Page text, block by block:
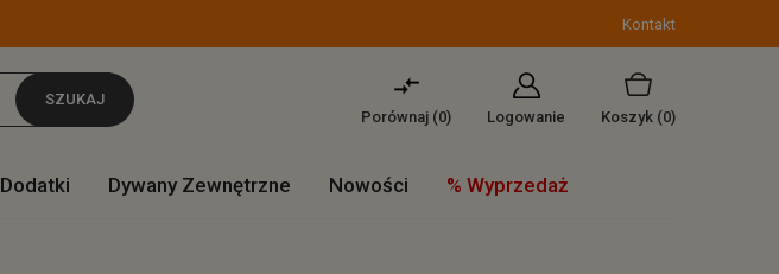
Kontakt
SZUKAJ
Porównaj (0) Logowanie Koszyk (0)
Dodatki Dywany Zewnętrzne Nowości % Wyprzedaż